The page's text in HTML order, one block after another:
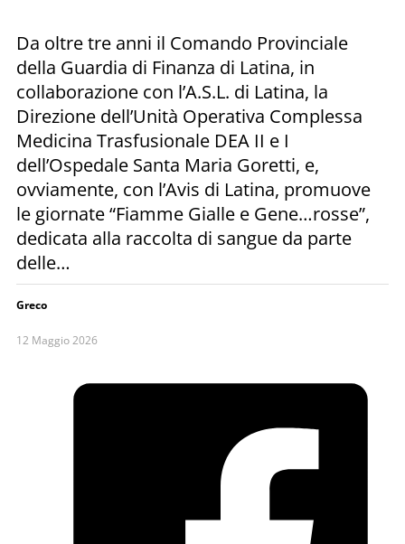
Da oltre tre anni il Comando Provinciale
della Guardia di Finanza di Latina, in
collaborazione con l’A.S.L. di Latina, la
Direzione dell’Unità Operativa Complessa
Medicina Trasfusionale DEA II e I
dell’Ospedale Santa Maria Goretti, e,
ovviamente, con l’Avis di Latina, promuove
le giornate “Fiamme Gialle e Gene…rosse”,
dedicata alla raccolta di sangue da parte
delle…
Greco
12 Maggio 2026